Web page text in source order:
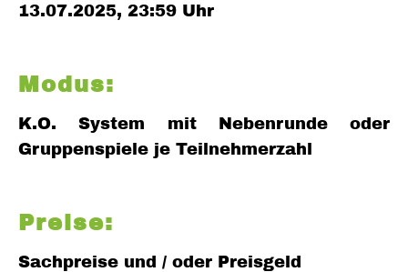
13.07.2025, 23:59 Uhr
Modus:
K.O. System mit Nebenrunde oder
Gruppenspiele je Teilnehmerzahl
Preise:
Sachpreise und / oder Preisgeld